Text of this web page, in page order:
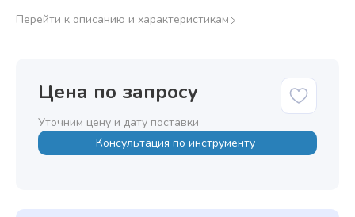
Перейти к описанию и характеристикам
Цена по запросу
Уточним цену и дату поставки
Консультация по инструменту